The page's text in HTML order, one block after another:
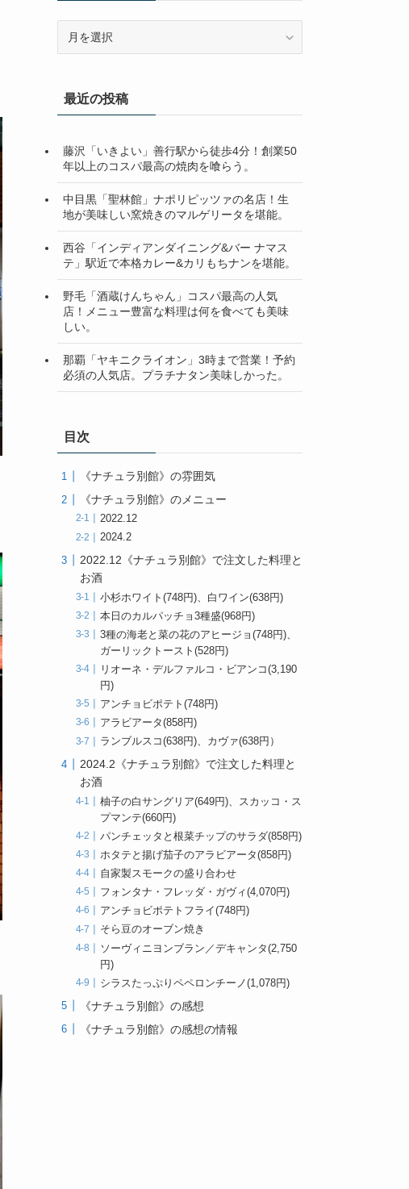
ブ最近の投稿
藤沢「いきよい」善行駅から徒歩4分！創業50
年以上のコスパ最高の焼肉を喰らう。
中目黒「聖林館」ナポリピッツァの名店！生
地が美味しい窯焼きのマルゲリータを堪能。
西谷「インディアンダイニング&バー ナマス
テ」駅近で本格カレー&カリもちナンを堪能。
野毛「酒蔵けんちゃん」コスパ最高の人気
店！メニュー豊富な料理は何を食べても美味
しい。
那覇「ヤキニクライオン」3時まで営業！予約
必須の人気店。プラチナタン美味しかった。
目次
《ナチュラ別館》の雰囲気
《ナチュラ別館》のメニュー
2022.12
2024.2
2022.12《ナチュラ別館》で注文した料理と
お酒
小杉ホワイト(748円)、白ワイン(638円)
本日のカルパッチョ3種盛(968円)
3種の海老と菜の花のアヒージョ(748円)、
ガーリックトースト(528円)
リオーネ・デルファルコ・ビアンコ(3,190
円)
アンチョビポテト(748円)
アラビアータ(858円)
ランブルスコ(638円)、カヴァ(638円）
2024.2《ナチュラ別館》で注文した料理と
お酒
柚子の白サングリア(649円)、スカッコ・ス
プマンテ(660円)
パンチェッタと根菜チップのサラダ(858円)
ホタテと揚げ茄子のアラビアータ(858円)
自家製スモークの盛り合わせ
フォンタナ・フレッダ・ガヴィ(4,070円)
アンチョビポテトフライ(748円)
そら豆のオーブン焼き
ソーヴィニヨンブラン／デキャンタ(2,750
円)
シラスたっぷりペペロンチーノ(1,078円)
《ナチュラ別館》の感想
《ナチュラ別館》の感想の情報